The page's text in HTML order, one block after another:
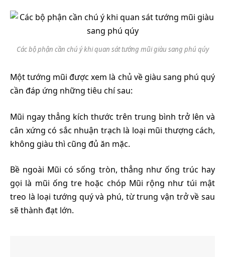
Các bộ phận cần chú ý khi quan sát tướng mũi giàu sang phú qúy
Một tướng mũi được xem là chủ về giàu sang phú quý
cần đáp ứng những tiêu chí sau:
Mũi ngay thẳng kích thước trên trung bình trở lên và
cân xứng có sắc nhuận trạch là loại mũi thượng cách,
không giàu thì cũng đủ ăn mặc.
Bề ngoài Mũi có sống tròn, thẳng như ống trúc hay
gọi là mũi ống tre hoặc chóp Mũi rộng như túi mật
treo là loại tướng quý và phú, từ trung vận trở về sau
sẽ thành đạt lớn.